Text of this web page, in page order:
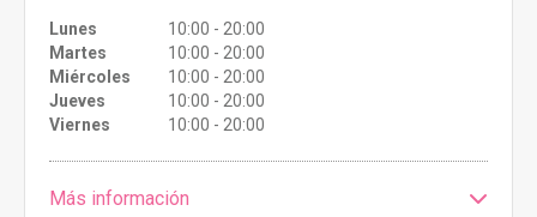
Lunes
10:00 - 20:00
Martes
10:00 - 20:00
Miércoles
10:00 - 20:00
Jueves
10:00 - 20:00
Viernes
10:00 - 20:00
Más información